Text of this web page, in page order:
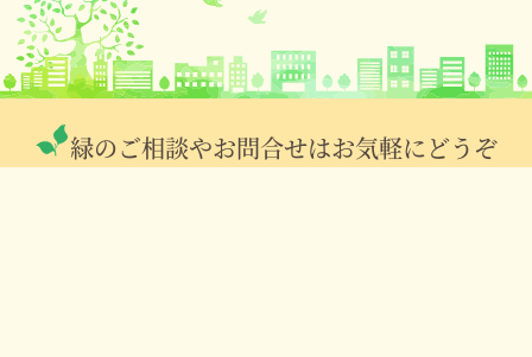
緑のご相談やお問合せはお気軽にどうぞ